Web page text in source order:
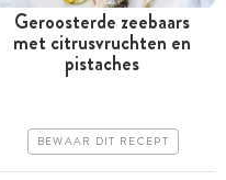
Tussen 30 minuten en 1
Geroosterde zeebaars
met citrusvruchten en
pistaches
BEWAAR DIT RECEPT